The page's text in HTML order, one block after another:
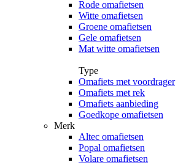
Rode omafietsen
Witte omafietsen
Groene omafietsen
Gele omafietsen
Mat witte omafietsen
Type
Omafiets met voordrager
Omafiets met rek
Omafiets aanbieding
Goedkope omafietsen
Merk
Altec omafietsen
Popal omafietsen
Volare omafietsen